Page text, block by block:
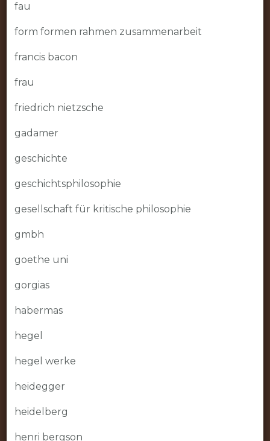
fau
form formen rahmen zusammenarbeit
francis bacon
frau
friedrich nietzsche
gadamer
geschichte
geschichtsphilosophie
gesellschaft für kritische philosophie
gmbh
goethe uni
gorgias
habermas
hegel
hegel werke
heidegger
heidelberg
henri bergson